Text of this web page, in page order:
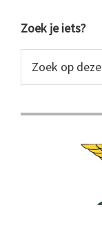
Primaire
Sidebar
Zoek je iets?
op
website